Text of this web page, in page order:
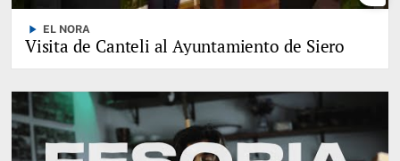
play_arrow EL NORA
Visita de Canteli al Ayuntamiento de Siero